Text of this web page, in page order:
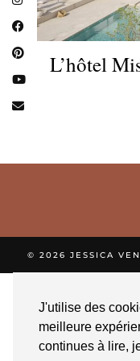
J'utilise des
meilleure
continues à lire,
L’hôtel
© 2026 JESSICA